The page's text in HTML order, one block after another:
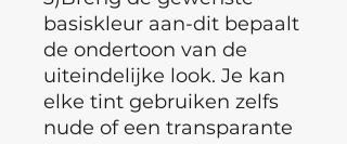
basiskleur aan-dit bepaalt
de ondertoon van de
uiteindelijke look. Je kan
elke tint gebruiken zelfs
nude of een transparante